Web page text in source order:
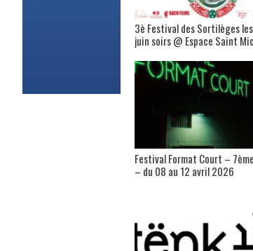
3è Festival des Sortilèges
juin soirs @ Espace Saint
Festival Format Court –
– du 08 au 12 avril 2026